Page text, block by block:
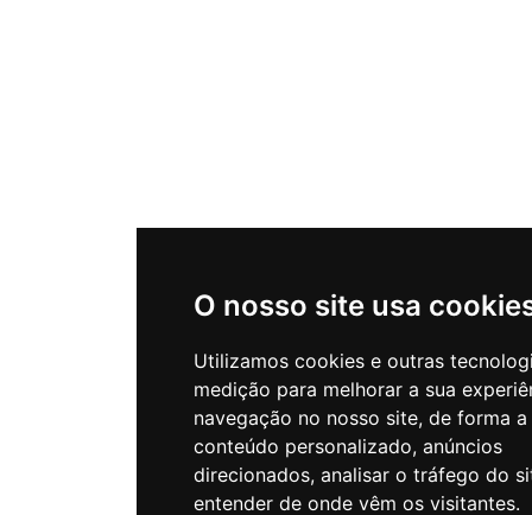
O nosso site usa
Utilizamos cookies e outras
medição para melhorar a sua
navegação no nosso site, de forma
conteúdo personalizado, anúncios
direcionados, analisar o tráfego do
entender de onde vêm os visitantes.